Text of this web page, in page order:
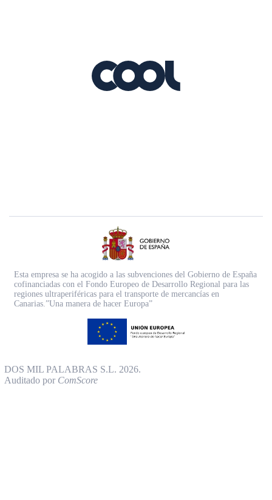
Esta empresa se ha acogido a las subvenciones del Gobierno de España
cofinanciadas con el Fondo Europeo de Desarrollo Regional para las
regiones ultraperiféricas para el transporte de mercancías en
Canarias.”Una manera de hacer Europa”
DOS MIL PALABRAS S.L. 2026.
Auditado por ComScore